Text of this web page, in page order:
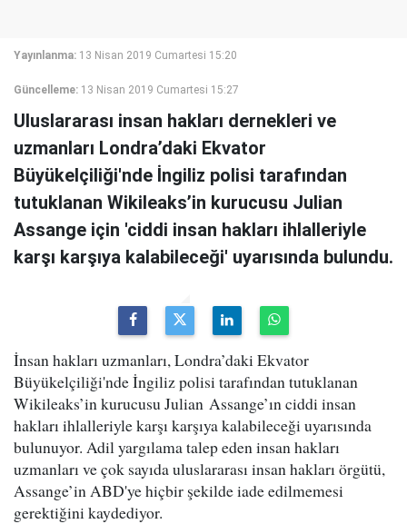
Yayınlanma: 13 Nisan 2019 Cumartesi 15:20
Güncelleme: 13 Nisan 2019 Cumartesi 15:27
Uluslararası insan hakları dernekleri ve
uzmanları Londra’daki Ekvator
Büyükelçiliği'nde İngiliz polisi tarafından
tutuklanan Wikileaks’in kurucusu Julian
Assange için 'ciddi insan hakları ihlalleriyle
karşı karşıya kalabileceği' uyarısında bulundu.
İnsan hakları uzmanları, Londra’daki Ekvator
Büyükelçiliği'nde İngiliz polisi tarafından tutuklanan
Wikileaks’in kurucusu Julian Assange’ın ciddi insan
hakları ihlalleriyle karşı karşıya kalabileceği uyarısında
bulunuyor. Adil yargılama talep eden insan hakları
uzmanları ve çok sayıda uluslararası insan hakları örgütü,
Assange’in ABD'ye hiçbir şekilde iade edilmemesi
gerektiğini kaydediyor.